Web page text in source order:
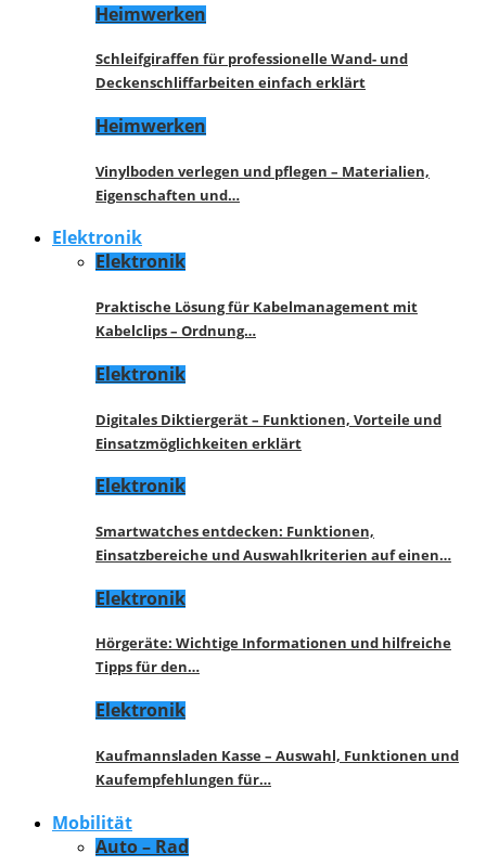
Heimwerken
Schleifgiraffen für professionelle Wand- und
Deckenschliffarbeiten einfach erklärt
Heimwerken
Vinylboden verlegen und pflegen – Materialien,
Eigenschaften und…
Elektronik
Elektronik
Praktische Lösung für Kabelmanagement mit
Kabelclips – Ordnung…
Elektronik
Digitales Diktiergerät – Funktionen, Vorteile und
Einsatzmöglichkeiten erklärt
Elektronik
Smartwatches entdecken: Funktionen,
Einsatzbereiche und Auswahlkriterien auf einen…
Elektronik
Hörgeräte: Wichtige Informationen und hilfreiche
Tipps für den…
Elektronik
Kaufmannsladen Kasse – Auswahl, Funktionen und
Kaufempfehlungen für…
Mobilität
Auto – Rad